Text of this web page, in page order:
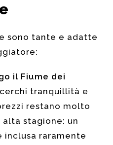
sono tante e adatte
il Fiume dei
tranquillità e
restano molto
stagione: un
inclusa raramente